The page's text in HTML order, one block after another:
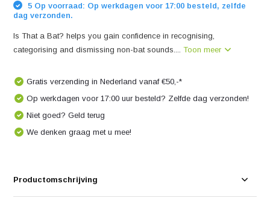
5 Op voorraad: Op werkdagen voor 17:00 besteld, zelfde
dag verzonden.
Is That a Bat? helps you gain confidence in recognising,
categorising and dismissing non-bat sounds....Toon meer
Gratis verzending in Nederland vanaf €50,-*
Op werkdagen voor 17:00 uur besteld? Zelfde dag verzonden!
Niet goed? Geld terug
We denken graag met u mee!
Productomschrijving